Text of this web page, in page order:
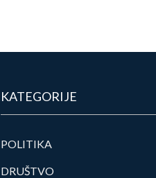
KATEGORIJE
POLITIKA
DRUŠTVO